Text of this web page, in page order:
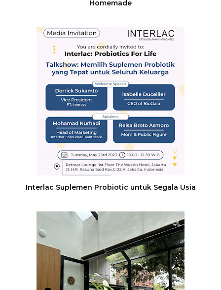
Homemade
Interlac Suplemen Probiotic untuk Segala Usia